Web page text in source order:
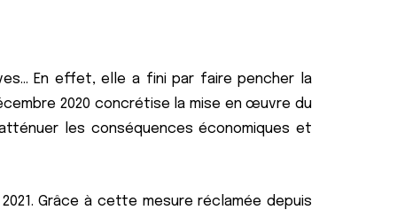
En effet, elle a fini par faire pencher la
2020 concrétise la mise en œuvre du
les conséquences économiques et
Grâce à cette mesure réclamée depuis